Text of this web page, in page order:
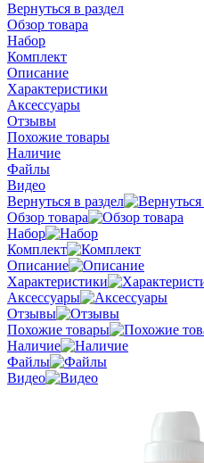
Вернуться в раздел
Обзор товара
Набор
Комплект
Описание
Характеристики
Аксессуары
Отзывы
Похожие товары
Наличие
Файлы
Видео
Вернуться в раздел
Обзор товара
Набор
Комплект
Описание
Характеристики
Аксессуары
Отзывы
Похожие товары
Наличие
Файлы
Видео